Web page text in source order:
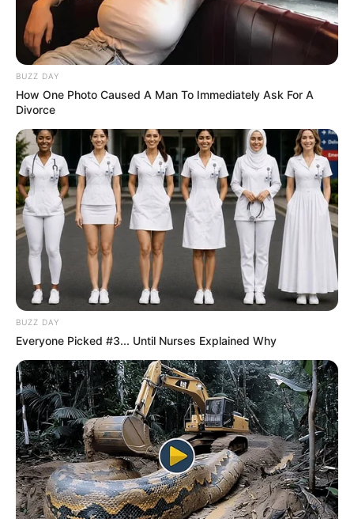
Energie rauslassen. Sensationeller Spaß bei den
Kindern in der Action, genau wie bei dem Publikum
(Eltern, Freunde, Nachbarn) beim Zuschauen.
Informationen unterhttp://www.geofun-info.de/index.
html
Kindergeburtstag Verleih-Angebot - Geocaching
GPS-Schatzsuche – Das Verleih-Angebot als
preisgünstiges, leicht und ohne Vorkenntnisse
durchführbares ,,Do it yourself FunGeocaching
Verleih-Set für Selbstmacher“. Auf den GPS-
Wandernavigationsgeräten ist nach Absprache ihre
Route mit der gewünschten Strecke und den
speziellen Schätzen/Caches aufgespielt. Unterwegs
dürfen die Kinder auch noch interessante Aufgaben
lösen. So erleben die Kinder eine unvergessliche
Kindergeburtstagsfeier, mit einer spannenden
Geocaching-Schatzsuche. Bei jedem Wetter ein
Erlebnis! Informationen unterhttp://www.geofun-info.
de/index.html. Eingetragen von GeoFun.
Kindergeburtstag Verleih-Angebot - FunClever Quiz-
Show – Das Verleih-Angebot als preisgünstiges,
leicht und ohne Vorkenntnisse durchführbares, „Do it
yourself FunClever Verleih-Set für Selbermacher“.
Erlebe deinen Kindergeburtstag bei dir Zuhause
oder in einer anderen Räumlichkeit, somit seit ihr an
deinem besonderen Tag wetterunabhängig. Spaßig
BUZZ DAY
How One Photo Caused A Man To Immediately Ask For A
Divorce
BUZZ DAY
Everyone Picked #3... Until Nurses Explained Why